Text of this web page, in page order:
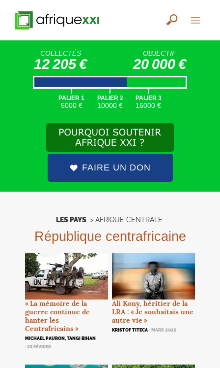
COLLECTÉS
12 205 €
OBJECTIF
20 000 €
|
PALIER 1
5000 €
|
PALIER 2
10000 €
|
PALIER 3
15000 €
FAIRE UN DON
LES PAYS > AFRIQUE CENTRALE
République centrafricaine
«La mémoire de la
guerre continue de
hanter les
Centrafricains»
MICHAEL PAURON, TANGI BIHAN
· 23 FÉVRIER
Ali Kony, héritier de la
LRA: «Je souhaitais une
autre vie »
KRISTOF TITECA · MARS 2025